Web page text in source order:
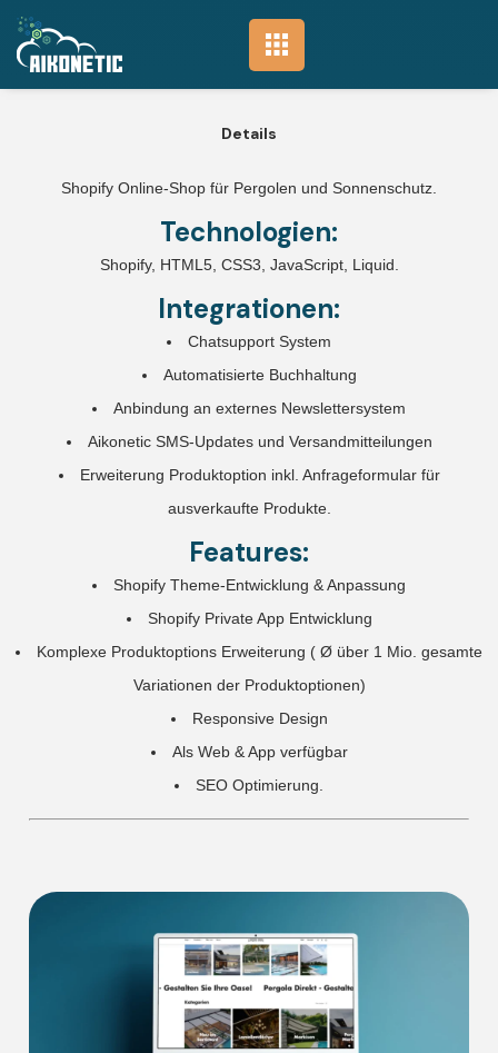
Pergola Direkt
Details
Shopify Online-Shop für Pergolen und Sonnenschutz.
Technologien:
Shopify, HTML5, CSS3, JavaScript, Liquid.
Integrationen:
Chatsupport System
Automatisierte Buchhaltung
Anbindung an externes Newslettersystem
Aikonetic SMS-Updates und Versandmitteilungen
Erweiterung Produktoption inkl. Anfrageformular für
ausverkaufte Produkte.
Features:
Shopify Theme-Entwicklung & Anpassung
Shopify Private App Entwicklung
Komplexe Produktoptions Erweiterung ( Ø über 1 Mio. gesamte
Variationen der Produktoptionen)
Responsive Design
Als Web & App verfügbar
SEO Optimierung.